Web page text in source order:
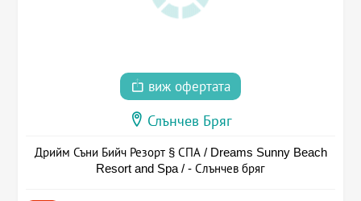
виж офертата
Слънчев Бряг
Дрийм Съни Бийч Резорт § СПА / Dreams Sunny Beach
Resort and Spa / - Слънчев бряг